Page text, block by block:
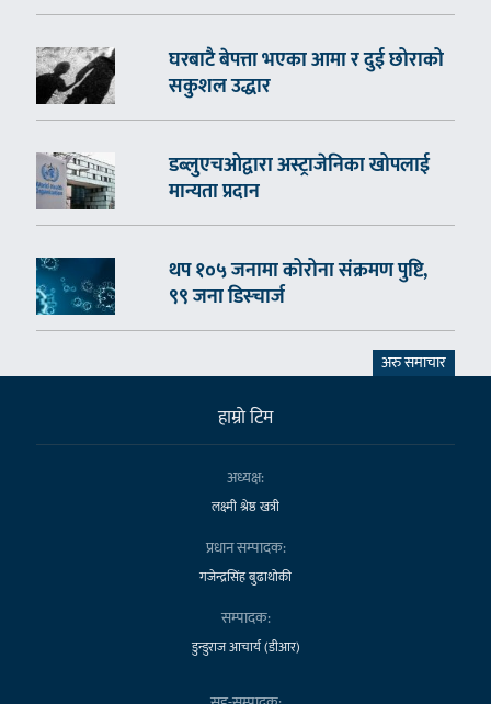
घरबाटै बेपत्ता भएका आमा र दुई छोराको
सकुशल उद्धार
डब्लुएचओद्वारा अस्ट्राजेनिका खोपलाई
मान्यता प्रदान
थप १०५ जनामा कोरोना संक्रमण पुष्टि,
९९ जना डिस्चार्ज
अरु समाचार
हाम्राे टिम
अध्यक्ष:
लक्ष्मी श्रेष्ठ खत्री
प्रधान सम्पादक:
गजेन्द्रसिंह बुढाथोकी
सम्पादक:
डुन्डुराज आचार्य (डीआर)